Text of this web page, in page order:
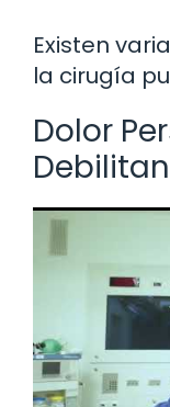
Existen
la cirugía
Dolor